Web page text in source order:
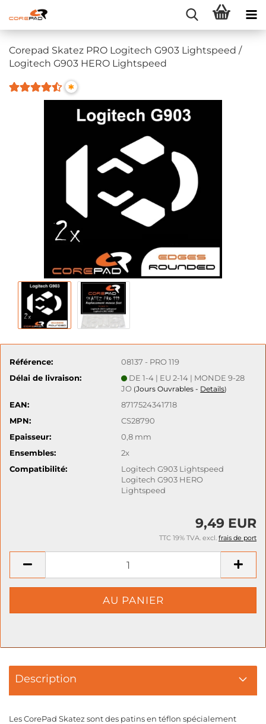
Corepad Skatez PRO Logitech G903 Lightspeed /
Logitech G903 HERO Lightspeed
*
Référence:
08137 - PRO 119
Délai de livraison:
DE 1-4 | EU 2-14 | MONDE 9-28
JO (Jours Ouvrables - Details)
EAN:
8717524341718
MPN:
CS28790
Epaisseur:
0,8 mm
Ensembles:
2x
Compatibilité:
Logitech G903 Lightspeed
Logitech G903 HERO
Lightspeed
9,49 EUR
TTC 19% TVA. excl. frais de port
Description
Les CorePad Skatez sont des patins en téflon spécialement